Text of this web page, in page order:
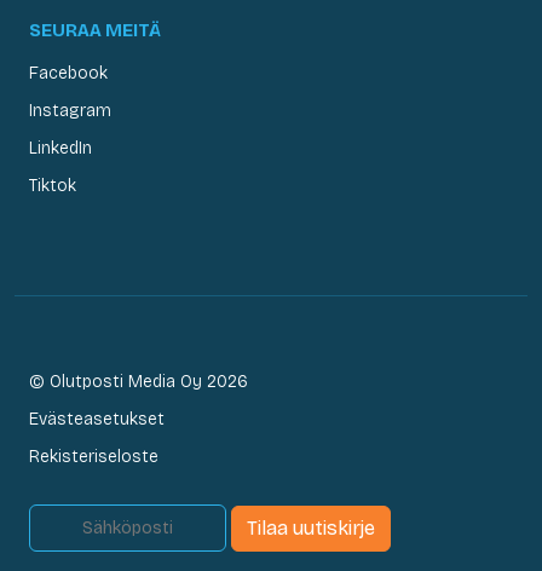
SEURAA MEITÄ
Facebook
Instagram
LinkedIn
Tiktok
© Olutposti Media Oy 2026
Evästeasetukset
Rekisteriseloste
Tilaa uutiskirje